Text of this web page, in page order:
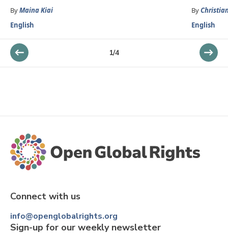
ByMaina Kiai
English
By
English
1/4
Connect with us
info@openglobalrights.org
Sign-up for our weekly newsletter